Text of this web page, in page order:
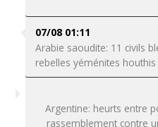
07/08 01:11
Arabie saoudite: 11 civils
rebelles yéménites
Argentine: heurts entre
rassemblement contre